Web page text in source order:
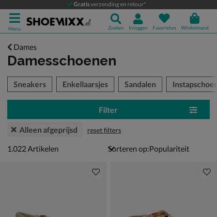
Gratisverzending en retour*
Menu Zoeken Inloggen Favorieten Winkelmand
Dames
Damesschoenen
over
Sneakers Enkellaarsjes Sandalen
Filter
Alleen afgeprijsd reset filters
1022 artikelen
1.022Artikelen Sorteren op: